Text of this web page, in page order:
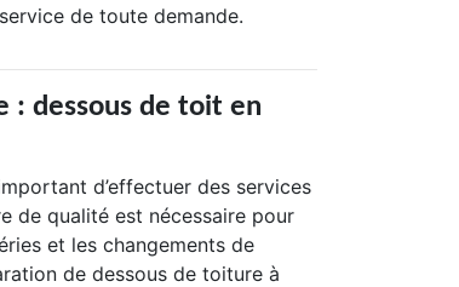
de toute demande.
: dessous de toit en
d’effectuer des services
de qualité est nécessaire pour
et les changements de
de dessous de toiture à